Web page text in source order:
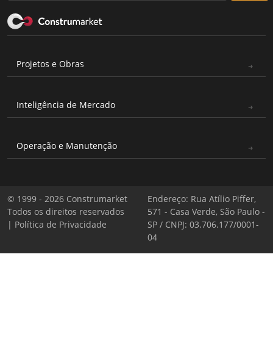
Projetos e Obras
Inteligência de Mercado
Operação e Manutenção
© 1999 - 2026 Construmarket
Todos os direitos reservados
| Política de Privacidade
Endereço: Rua Atílio Piffer,
571 - Casa Verde, São Paulo -
SP / CNPJ: 03.706.177/0001-
04